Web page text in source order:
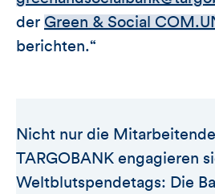
der Green & Social
berichten.“
Nicht nur die
TARGOBANK engagieren
Weltblutspendetags: Die